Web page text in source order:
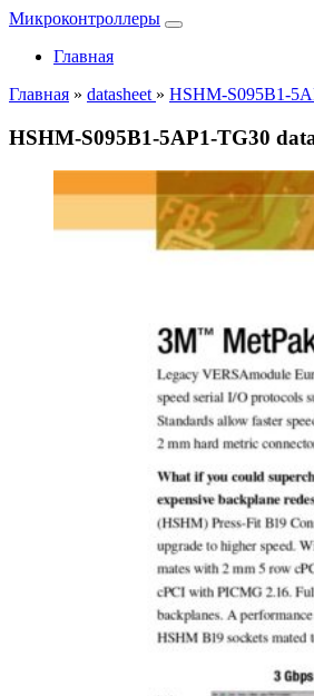
Микроконтроллеры
Главная
Главная » datasheet » HSHM-S095B1-
HSHM-S095B1-5AP1-TG30